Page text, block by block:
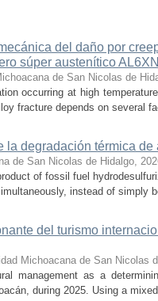
del daño por
súper austenítico
de San Nicolas de
occurring at high
fracture depends on several
la degradación térmica
de San Nicolas de Hidalgo,
of fossil fuel
instead of simply
del turismo
Michoacana de San Nicolas
management as a
during 2025. Using a